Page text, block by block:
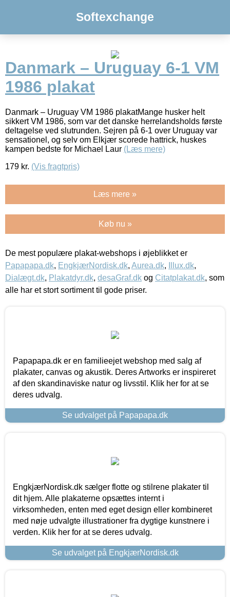
Softexchange
Danmark – Uruguay 6-1 VM
1986 plakat
Danmark – Uruguay VM 1986 plakatMange husker helt
sikkert VM 1986, som var det danske herrelandsholds første
deltagelse ved slutrunden. Sejren på 6-1 over Uruguay var
sensationel, og selv om Elkjær scorede hattrick, huskes
kampen bedste for Michael Laur (Læs mere)
179 kr. (Vis fragtpris)
Læs mere »
Køb nu »
De mest populære plakat-webshops i øjeblikket er
Papapapa.dk, EngkjærNordisk.dk, Aurea.dk, Illux.dk,
Dialægt.dk, Plakatdyr.dk, desaGraf.dk og Citatplakat.dk, som
alle har et stort sortiment til gode priser.
Papapapa.dk er en familieejet webshop med salg af
plakater, canvas og akustik. Deres Artworks er inspireret
af den skandinaviske natur og livsstil. Klik her for at se
deres udvalg.
Se udvalget på Papapapa.dk
EngkjærNordisk.dk sælger flotte og stilrene plakater til
dit hjem. Alle plakaterne opsættes internt i
virksomheden, enten med eget design eller kombineret
med nøje udvalgte illustrationer fra dygtige kunstnere i
verden. Klik her for at se deres udvalg.
Se udvalget på EngkjærNordisk.dk